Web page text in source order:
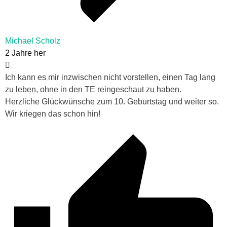
Michael Scholz
2 Jahre her
Ich kann es mir inzwischen nicht vorstellen, einen Tag lang
zu leben, ohne in den TE reingeschaut zu haben.
Herzliche Glückwünsche zum 10. Geburtstag und weiter so.
Wir kriegen das schon hin!